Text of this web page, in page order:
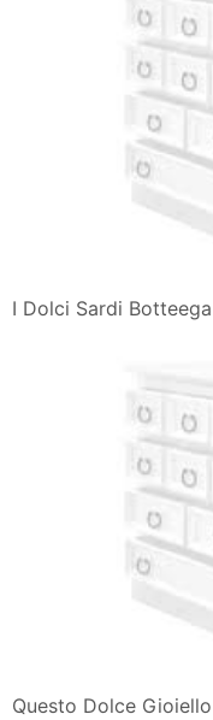
I Dolci Sardi Botteega
Questo Dolce